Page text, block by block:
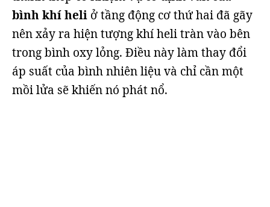
bình khí heli ở tầng động cơ thứ hai đã gãy
nên xảy ra hiện tượng khí heli tràn vào bên
trong bình oxy lỏng. Điều này làm thay đổi
áp suất của bình nhiên liệu và chỉ cần một
mồi lửa sẽ khiến nó phát nổ.